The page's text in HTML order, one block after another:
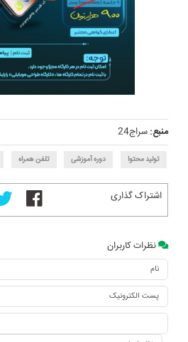
منبع:سراج24
تولید محتوا دوره آموزشی تلفن همراه
اشتراک گذاری
نظرات کاربران